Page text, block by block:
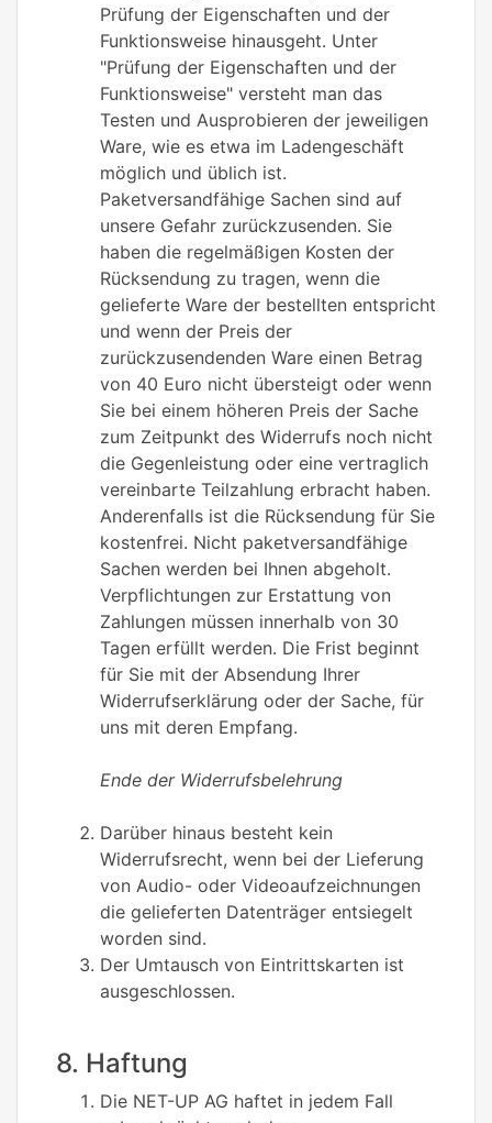
Prüfung der Eigenschaften und der
Funktionsweise hinausgeht. Unter
"Prüfung der Eigenschaften und der
Funktionsweise" versteht man das
Testen und Ausprobieren der jeweiligen
Ware, wie es etwa im Ladengeschäft
möglich und üblich ist.
Paketversandfähige Sachen sind auf
unsere Gefahr zurückzusenden. Sie
haben die regelmäßigen Kosten der
Rücksendung zu tragen, wenn die
gelieferte Ware der bestellten entspricht
und wenn der Preis der
zurückzusendenden Ware einen Betrag
von 40 Euro nicht übersteigt oder wenn
Sie bei einem höheren Preis der Sache
zum Zeitpunkt des Widerrufs noch nicht
die Gegenleistung oder eine vertraglich
vereinbarte Teilzahlung erbracht haben.
Anderenfalls ist die Rücksendung für Sie
kostenfrei. Nicht paketversandfähige
Sachen werden bei Ihnen abgeholt.
Verpflichtungen zur Erstattung von
Zahlungen müssen innerhalb von 30
Tagen erfüllt werden. Die Frist beginnt
für Sie mit der Absendung Ihrer
Widerrufserklärung oder der Sache, für
uns mit deren Empfang.
Ende der Widerrufsbelehrung
Darüber hinaus besteht kein
Widerrufsrecht, wenn bei der Lieferung
von Audio- oder Videoaufzeichnungen
die gelieferten Datenträger entsiegelt
worden sind.
Der Umtausch von Eintrittskarten ist
ausgeschlossen.
8. Haftung
Die NET-UP AG haftet in jedem Fall